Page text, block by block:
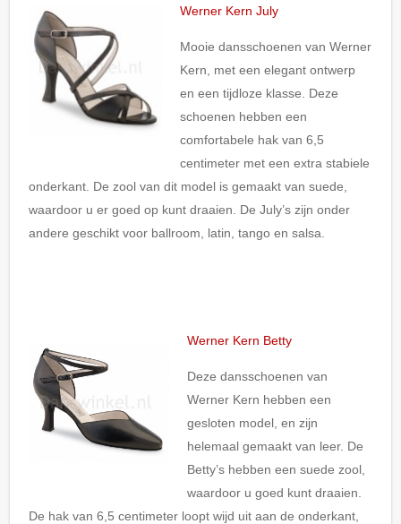
Werner Kern July
Mooie dansschoenen van Werner
Kern, met een elegant ontwerp
en een tijdloze klasse. Deze
schoenen hebben een
comfortabele hak van 6,5
centimeter met een extra stabiele
onderkant. De zool van dit model is gemaakt van suede,
waardoor u er goed op kunt draaien. De July’s zijn onder
andere geschikt voor ballroom, latin, tango en salsa.
Werner Kern Betty
Deze dansschoenen van
Werner Kern hebben een
gesloten model, en zijn
helemaal gemaakt van leer. De
Betty’s hebben een suede zool,
waardoor u goed kunt draaien.
De hak van 6,5 centimeter loopt wijd uit aan de onderkant,